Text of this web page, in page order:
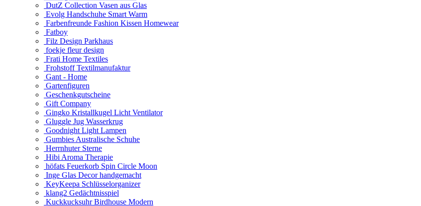
DutZ Collection Vasen aus Glas
Evolg Handschuhe Smart Warm
Farbenfreunde Fashion Kissen Homewear
Fatboy
Filz Design Parkhaus
foekje fleur design
Frati Home Textiles
Frohstoff Textilmanufaktur
Gant - Home
Gartenfiguren
Geschenkgutscheine
Gift Company
Gingko Kristallkugel Licht Ventilator
Gluggle Jug Wasserkrug
Goodnight Light Lampen
Gumbies Australische Schuhe
Herrnhuter Sterne
Hibi Aroma Therapie
höfats Feuerkorb Spin Circle Moon
Inge Glas Decor handgemacht
KeyKeepa Schlüsselorganizer
klang2 Gedächtnisspiel
Kuckkucksuhr Birdhouse Modern